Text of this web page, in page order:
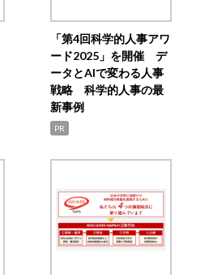
「第4回科学的人事アワ
ード2025」を開催 デ
ータとAIで変わる人事
戦略 科学的人事の最
新事例
PR